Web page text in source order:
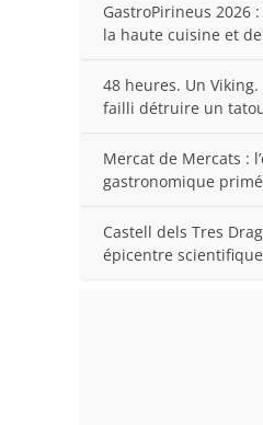
GastroPirineus 2026
la haute cuisine et
48 heures. Un
failli détruire un
Mercat de Mercats :
gastronomique
Castell dels Tres
épicentre scientifique